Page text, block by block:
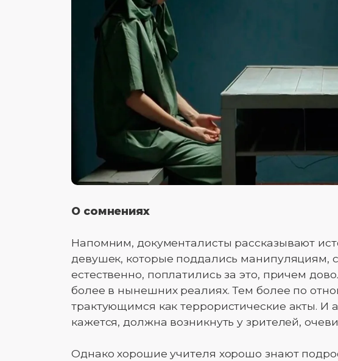
О сомнениях
Напомним, документалисты рассказывают
девушек, которые поддались манипуляциям,
естественно, поплатились за это, причем
более в нынешних реалиях. Тем более по
трактующимся как террористические акты. И
кажется, должна возникнуть у зрителей,
Однако хорошие учителя хорошо знают